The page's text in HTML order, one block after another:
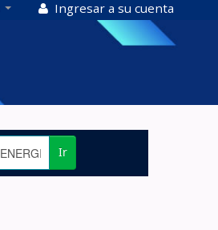
Ingresar a su cuenta
Ir